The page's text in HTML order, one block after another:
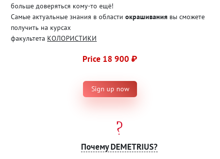
больше доверяться кому-то ещё!
Самые актуальные знания в области окрашивания вы сможете
получить на курсах
факультета КОЛОРИСТИКИ
Price 18 900 ₽
Sign up now
Почему DEMETRIUS?